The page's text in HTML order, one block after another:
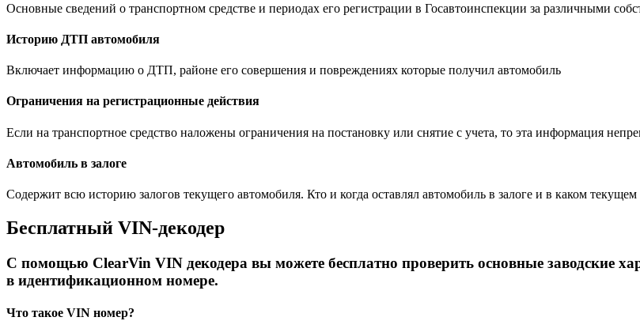
Основные сведений о транспортном средстве и периодах его регистрации в Госавтоинспекции за различными
Историю ДТП автомобиля
Включает информацию о ДТП, районе его совершения и повреждениях которые получил автомобиль
Ограничения на регистрационные действия
Если на транспортное средство наложены ограничения на постановку или снятие с учета, то эта информация
Автомобиль в залоге
Содержит всю историю залогов текущего автомобиля. Кто и когда оставлял автомобиль в залоге и в каком текущем
Бесплатный VIN-декодер
C помощью ClearVin VIN декодера вы можете бесплатно проверить основные заводские
в идентификационном номере.
Что такое VIN номер?